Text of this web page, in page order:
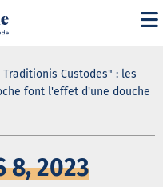
Custodes" : les
font l'effet d'une douche
8, 2023